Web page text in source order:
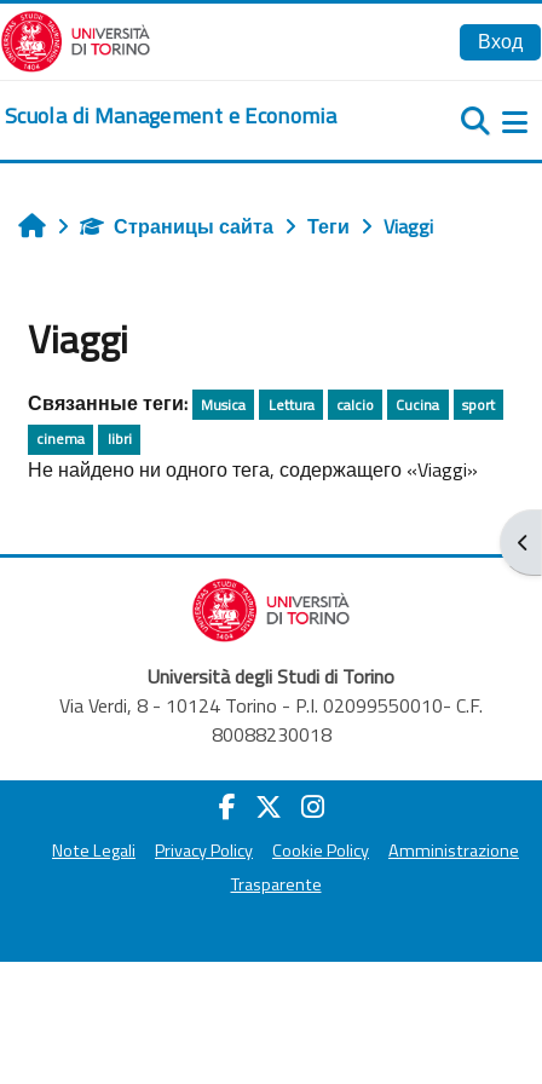
Перейти к основному содержанию
Вход
Scuola di Management e Economia
ГлавнаяСтраницы сайта Теги Viaggi
Viaggi
Связанные теги: Musica Lettura calcio Cucina
sport
cinema
libri
Не найдено ни одного тега, содержащего «Viaggi»
Università degli Studi di Torino
Via Verdi, 8 - 10124 Torino - P.I. 02099550010- C.F.
80088230018
Note Legali Privacy Policy Cookie Policy
Amministrazione
Trasparente